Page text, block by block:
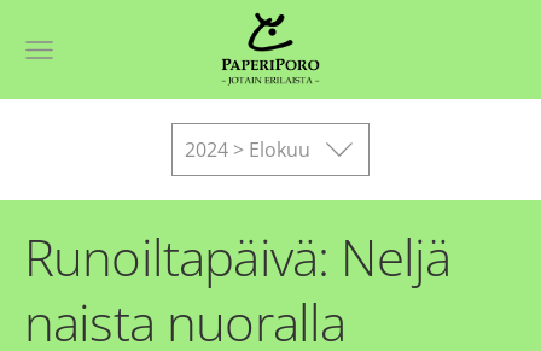
2024 > Elokuu
Runoiltapäivä: Neljä
naista nuoralla